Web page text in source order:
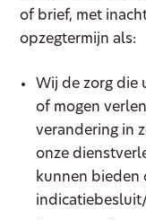
of brief, met
opzegtermijn als:
Wij de zorg die
of mogen
verandering in
onze
kunnen bieden